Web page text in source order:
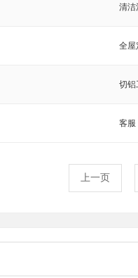
清洁
全屋
切铝
客服
上一页